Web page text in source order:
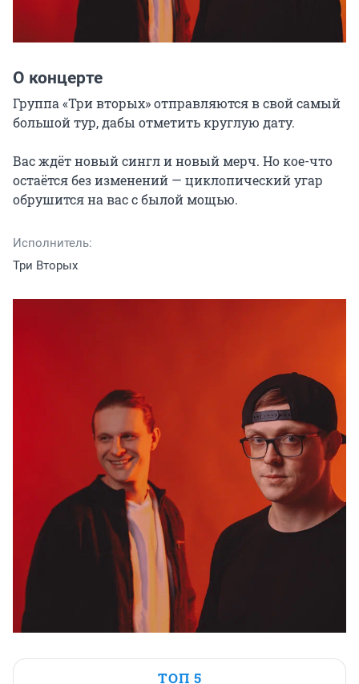
О концерте
Группа «Три вторых» отправляются в свой самый
большой тур, дабы отметить круглую дату.
Вас ждёт новый сингл и новый мерч. Но кое-что
остаётся без изменений — циклопический угар
обрушится на вас с былой мощью.
Исполнитель:
Три Вторых
ТОП 5